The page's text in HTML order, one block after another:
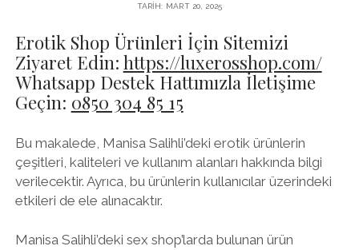
TARIH: MART 20, 2025
Erotik Shop Ürünleri İçin Sitemizi
Ziyaret Edin: https://luxerosshop.com/
Whatsapp Destek Hattımızla İletişime
Geçin: 0850 304 85 15
Bu makalede, Manisa Salihli’deki erotik ürünlerin
çeşitleri, kaliteleri ve kullanım alanları hakkında bilgi
verilecektir. Ayrıca, bu ürünlerin kullanıcılar üzerindeki
etkileri de ele alınacaktır.
Manisa Salihli’deki sex shop’larda bulunan ürün